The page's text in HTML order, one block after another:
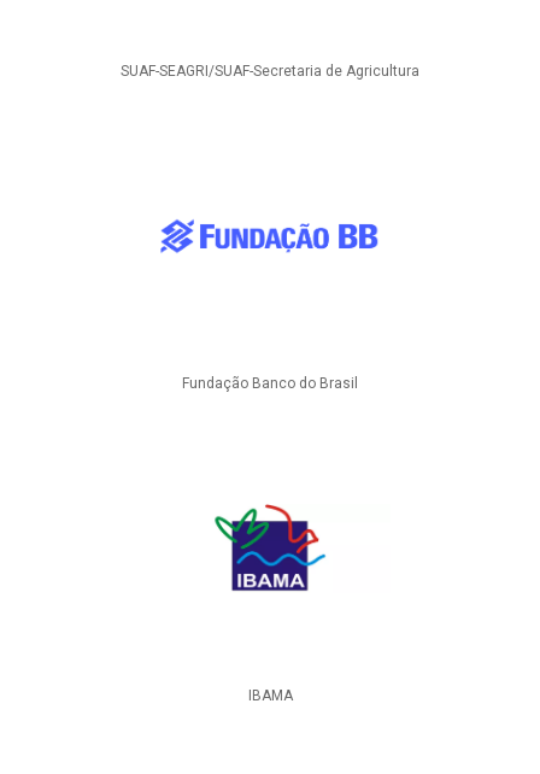
SUAF-SEAGRI/SUAF-Secretaria de Agricultura
Fundação Banco do Brasil
IBAMA